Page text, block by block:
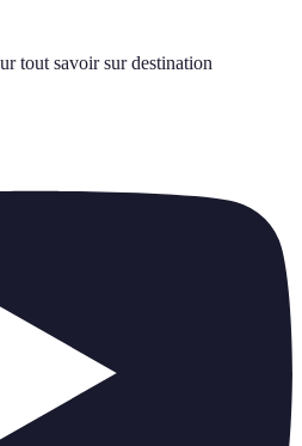
tout savoir sur destination